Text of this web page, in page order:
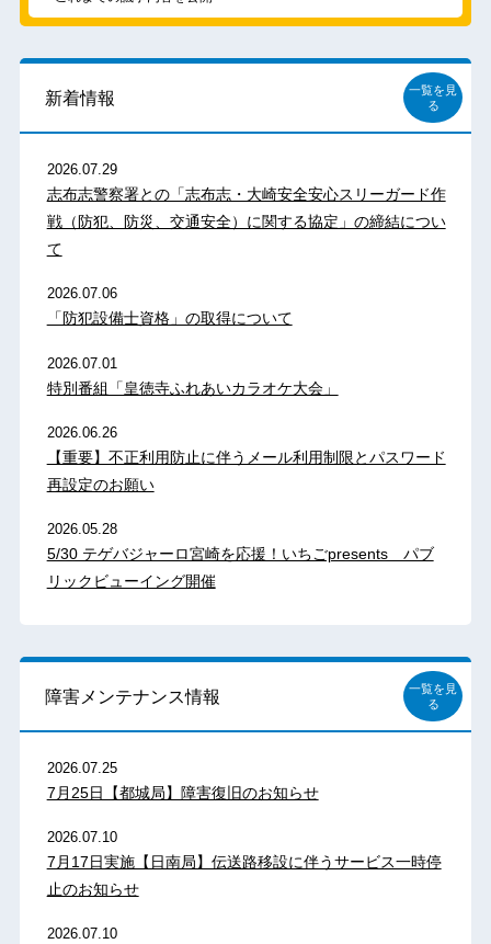
新着情報
一覧を見
る
2026.07.29
志布志警察署との「志布志・大崎安全安心スリーガード作
戦（防犯、防災、交通安全）に関する協定」の締結につい
て
2026.07.06
「防犯設備士資格」の取得について
2026.07.01
特別番組「皇徳寺ふれあいカラオケ大会」
2026.06.26
【重要】不正利用防止に伴うメール利用制限とパスワード
再設定のお願い
2026.05.28
5/30 テゲバジャーロ宮崎を応援！いちごpresents パブ
リックビューイング開催
障害メンテナンス情報
一覧を見
る
2026.07.25
7月25日【都城局】障害復旧のお知らせ
2026.07.10
7月17日実施【日南局】伝送路移設に伴うサービス一時停
止のお知らせ
2026.07.10